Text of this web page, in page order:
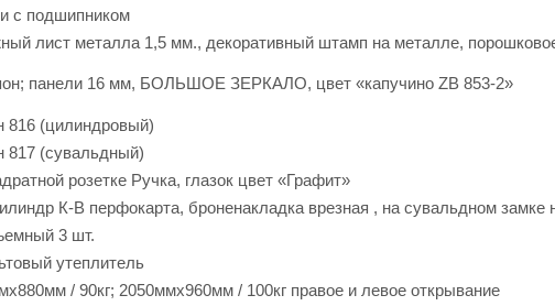
с подшипником
лист металла 1,5 мм., декоративный штамп на металле,
панели 16 мм, БОЛЬШОЕ ЗЕРКАЛО, цвет «капучино ZB 853-2»
816 (цилиндровый)
817 (сувальдный)
розетке Ручка, глазок цвет «Графит»
К-В перфокарта, броненакладка врезная , на сувальдном
3 шт.
утеплитель
/ 90кг; 2050ммх960мм / 100кг правое и левое открывание